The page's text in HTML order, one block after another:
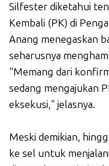
Silfester diketahui
Kembali (PK) di
Anang menegaskan
seharusnya
"Memang dari
sedang mengajukan
eksekusi," jelasnya.
Meski demikian,
ke sel untuk